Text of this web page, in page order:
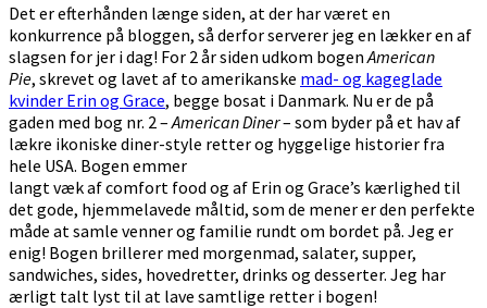
Det er efterhånden længe siden, at der har været en
konkurrence på bloggen, så derfor serverer jeg en lækker en af
slagsen for jer i dag! For 2 år siden udkom bogenAmerican
Pie, skrevet og lavet af to amerikanske mad- og kageglade
kvinder Erin og Grace, begge bosat i Danmark. Nu er de på
gaden med bog nr. 2 –American Diner– som byder på et hav af
lækre ikoniske diner-style retter og hyggelige historier fra
hele USA. Bogen emmer
langt væk af comfort food og af Erin og Grace’s kærlighed til
det gode, hjemmelavede måltid, som de mener er den perfekte
måde at samle venner og familie rundt om bordet på. Jeg er
enig! Bogen brillerer med morgenmad, salater, supper,
sandwiches, sides, hovedretter, drinks og desserter. Jeg har
ærligt talt lyst til at lave samtlige retter i bogen!